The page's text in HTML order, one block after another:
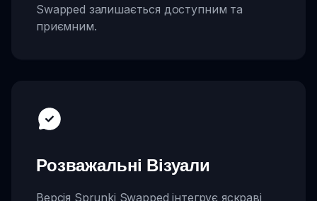
Swapped залишається доступним та
приємним.
Розважальні Візуали
Версія Sprunki Swapped інтегрує яскраві